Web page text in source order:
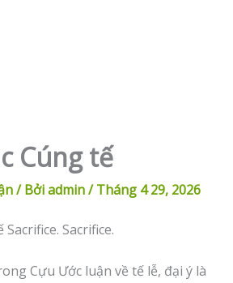
Cúng tế
/ Bởiadmin/Tháng 4 29, 2026
Sacrifice.
Cựu Ước luận về tế lễ, đại ý là